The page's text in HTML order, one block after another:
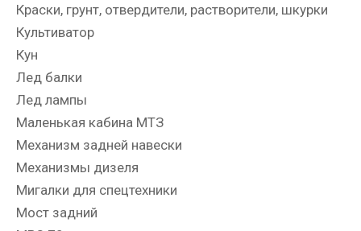
Краски, грунт, отвердители, растворители, шкурки
Культиватор
Кун
Лед балки
Лед лампы
Маленькая кабина МТЗ
Механизм задней навески
Механизмы дизеля
Мигалки для спецтехники
Мост задний